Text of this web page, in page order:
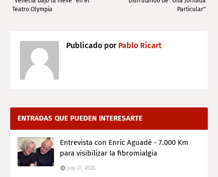
Particular"
Teatro Olympia
Publicado porPablo Ricart
ENTRADAS QUE PUEDEN INTERESARTE
Entrevista con Enric Aguadé - 7.000 Km
para visibilizar la fibromialgia
July 27, 2026